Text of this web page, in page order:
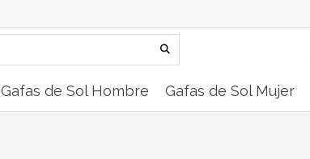
Gafas de Sol Hombre Gafas de Sol Mujer